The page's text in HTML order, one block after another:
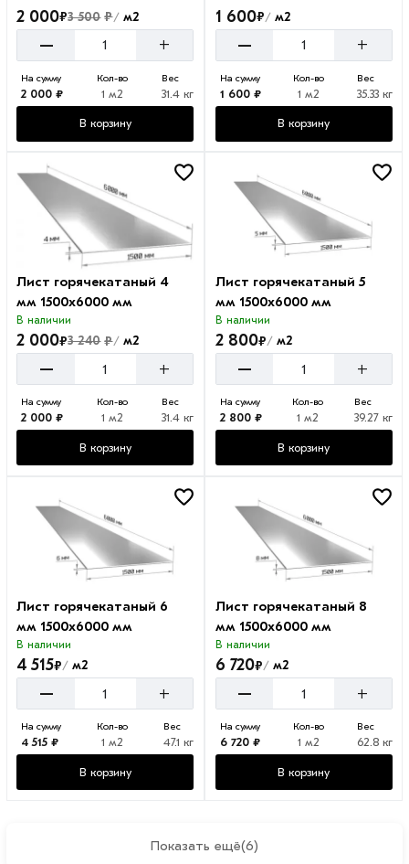
2 000₽3 500 ₽/ м2
– +
На сумму
2 000 ₽
Кол-во
1 м2
Вес
31.4 кг
В корзину
1 600₽/м2
– +
На сумму
1 600 ₽
Кол-во
1 м2
Вес
35.33 кг
В корзину
Лист горячекатаный 4
мм 1500х6000 мм
В наличии
2 000₽3 240 ₽/ м2
– +
На сумму
2 000 ₽
Кол-во
1 м2
Вес
31.4 кг
В корзину
Лист горячекатаный 5
мм 1500х6000 мм
В наличии
2 800₽/м2
– +
На сумму
2 800 ₽
Кол-во
1 м2
Вес
39.27 кг
В корзину
Лист горячекатаный 6
мм 1500х6000 мм
В наличии
4 515₽/ м2
– +
На сумму
4 515 ₽
Кол-во
1 м2
Вес
47.1 кг
В корзину
Лист горячекатаный 8
мм 1500х6000 мм
В наличии
6 720₽/м2
– +
На сумму
6 720 ₽
Кол-во
1 м2
Вес
62.8 кг
В корзину
Показать ещё(6)